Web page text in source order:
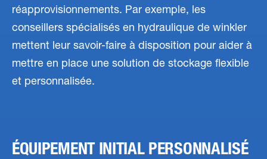
réapprovisionnements. Par exemple, les
conseillers spécialisés en hydraulique de winkler
mettent leur savoir-faire à disposition pour aider à
mettre en place une solution de stockage flexible
et personnalisée.
ÉQUIPEMENT INITIAL PERSONNALISÉ